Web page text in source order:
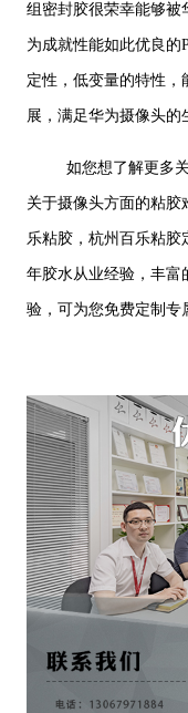
组密封胶很荣幸能够被
为成就性能如此优良的
定性，低变量的特性
展，满足华为摄像头的
如您想了解更多
关于摄像头方面的粘胶
乐粘胶，杭州百乐粘胶
年胶水从业经验，丰富
验，可为您免费定制专